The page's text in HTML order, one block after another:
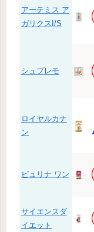
アーテミス ア
ガリクスI/S
シュプレモ
ロイヤルカナ
ン
ピュリナ ワン
サイエンスダ
イエット